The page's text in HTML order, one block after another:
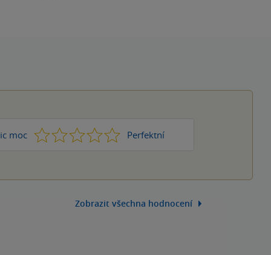
moc 1 2 3 4 Perfektní
5
Zobrazit všechna hodnocení